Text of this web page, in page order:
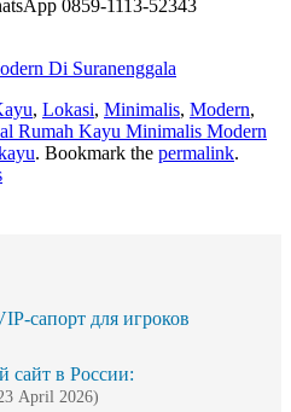
0859-1113-52343
Di Suranenggala
, Lokasi, Minimalis, Modern,
Rumah Kayu Minimalis Modern
. Bookmark the permalink.
сапорт для игроков
сайт в России:
April 2026)